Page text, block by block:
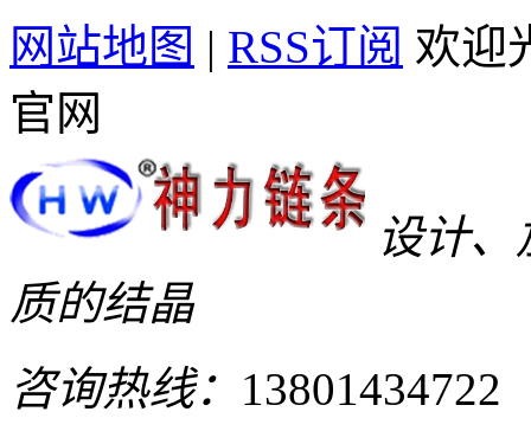
网站地图 | RSS订阅 欢迎
官网
设计
质的结晶
咨询热线： 13801434722